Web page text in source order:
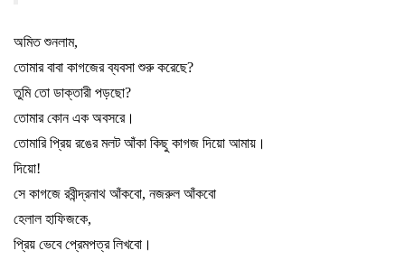
অমিত শুনলাম,
তোমার বাবা কাগজের ব্যবসা শুরু করেছে?
তুমি তো ডাক্তারী পড়ছো?
তোমার কোন এক অবসরে।
তোমারি প্রিয় রঙের মলট আঁকা কিছু কাগজ দিয়ো আমায় ।
দিয়ো!
সে কাগজে রবীন্দ্রনাথ আঁকবো, নজরুল আঁকবো
হেলাল হাফিজকে,
প্রিয় ভেবে প্রেমপত্র লিখবো ।